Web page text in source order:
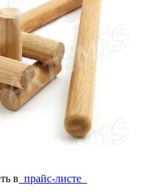
в прайс-листе